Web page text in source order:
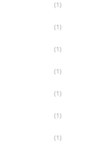
(1)
(1)
(1)
(1)
(1)
(1)
(1)